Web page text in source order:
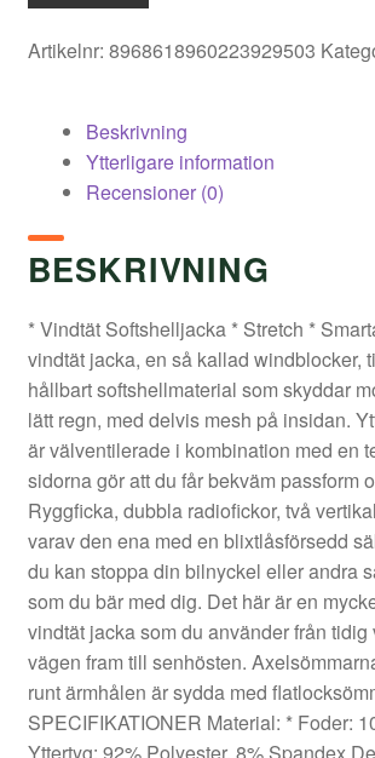
2
1
Artikelnr: 8968618960223929503
Beskrivning
Ytterligare information
Recensioner (0)
BESKRIVNING
* Vindtät Softshelljacka * Stretch *
vindtät jacka, en så kallad windblocker,
hållbart softshellmaterial som skyddar
lätt regn, med delvis mesh på insidan.
är välventilerade i kombination med en
sidorna gör att du får bekväm passform
Ryggficka, dubbla radiofickor, två
varav den ena med en blixtlåsförsedd
du kan stoppa din bilnyckel eller andra
som du bär med dig. Det här är en
vindtät jacka som du använder från tidig
vägen fram till senhösten.
runt ärmhålen är sydda med
SPECIFIKATIONER Material: * Foder: